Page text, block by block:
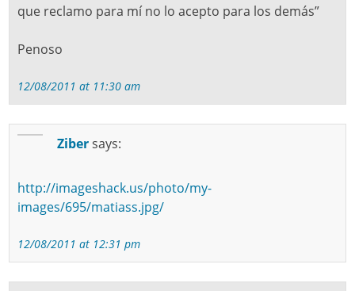
que reclamo para mí no lo acepto para los demás”
Penoso
12/08/2011 at 11:30 am
Zibersays:
http://imageshack.us/photo/my-
images/695/matiass.jpg/
12/08/2011 at 12:31 pm